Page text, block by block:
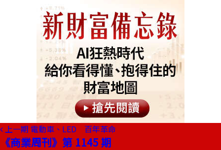
上一期 電動車、LED 百年革命
《商業周刊》第 1145 期